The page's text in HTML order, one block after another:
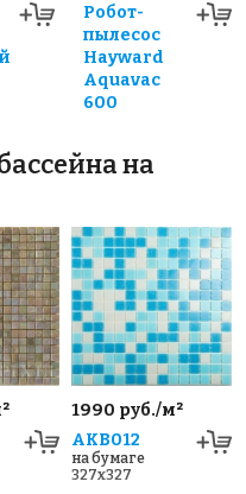
Робот-
пылесос
Hayward
Aquavac
600
на
1990 руб./м²
AKB012
на бумаге
327x327